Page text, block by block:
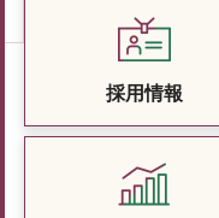
採用情報